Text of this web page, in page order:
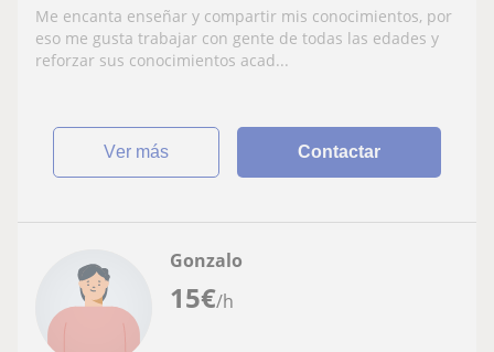
Me encanta enseñar y compartir mis conocimientos, por
eso me gusta trabajar con gente de todas las edades y
reforzar sus conocimientos acad...
ver más Contactar
15€/h
Gonzalo